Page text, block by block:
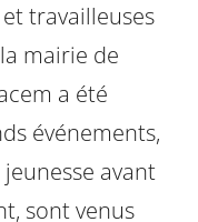
travailleuses
mairie de
a été
événements,
avant
sont venus